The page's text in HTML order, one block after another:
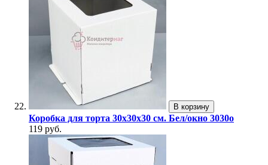
В корзину
Коробка для торта 30х30х30 см. Бел/окно 3030о
119 руб.